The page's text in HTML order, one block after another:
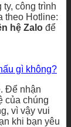
công trình
theo Hotline:
hệ Zalo để
gì không?
Để nhận
của chúng
vì vậy vui
khi bạn yêu